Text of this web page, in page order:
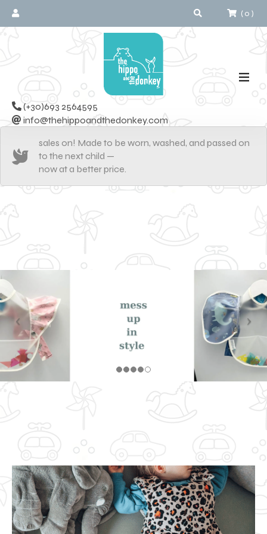
(0 )
(+30)693 2564595
info@thehippoandthedonkey.com
sales on! Made to be worn, washed, and passed on
to the next child —
now at a better price.